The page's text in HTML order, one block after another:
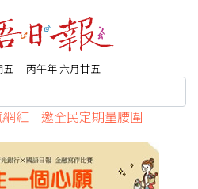
五 丙午年 六月廿五
網紅 邀全民定期量腰圍